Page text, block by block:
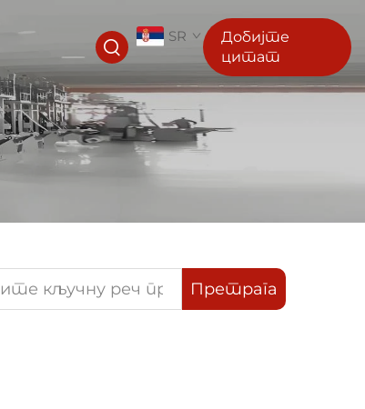
SR
Добијте
цитат
Претрага